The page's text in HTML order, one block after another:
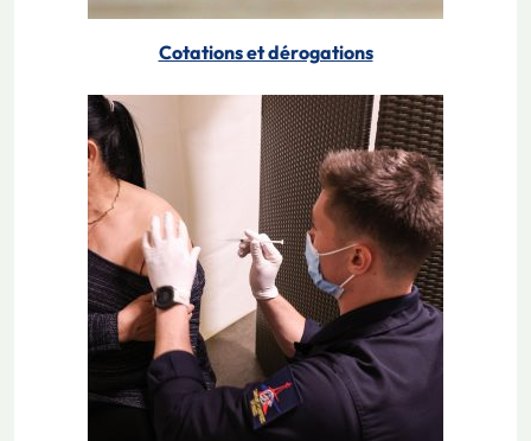
Cotations et dérogations